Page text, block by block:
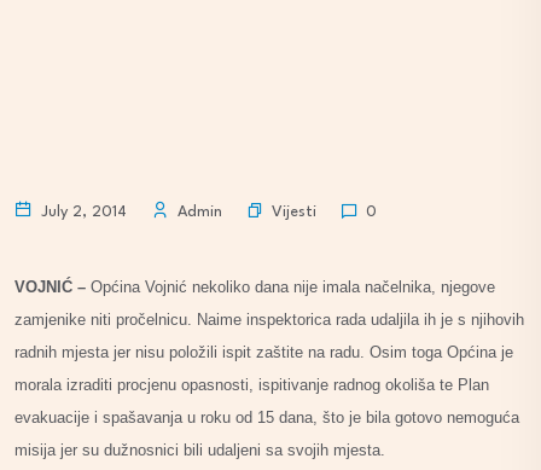
July 2, 2014 Admin Vijesti 0
VOJNIĆ – Općina Vojnić nekoliko dana nije imala načelnika, njegove
zamjenike niti pročelnicu. Naime inspektorica rada udaljila ih je s njihovih
radnih mjesta jer nisu položili ispit zaštite na radu. Osim toga Općina je
morala izraditi procjenu opasnosti, ispitivanje radnog okoliša te Plan
evakuacije i spašavanja u roku od 15 dana, što je bila gotovo nemoguća
misija jer su dužnosnici bili udaljeni sa svojih mjesta.